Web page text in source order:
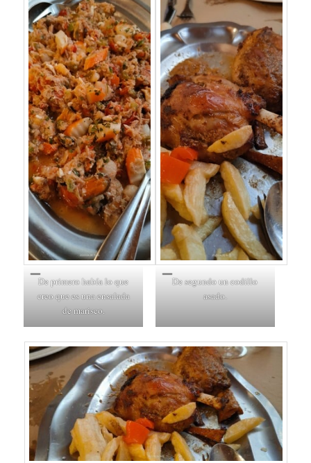
De primero había lo que
creo que es una ensalada
de marisco.
De segundo un codillo
asado.